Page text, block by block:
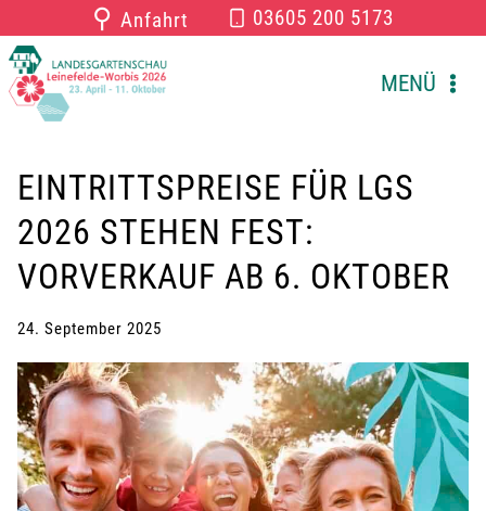
Inhalt
springen
⚲ Anfahrt 03605 200 5173
MENÜ
EINTRITTSPREISE FÜR LGS
2026 STEHEN FEST:
VORVERKAUF AB 6. OKTOBER
24. September 2025